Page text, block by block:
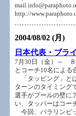
mail
http://
2004/08/02 (月)
日本代表・ブラ
7月30日（金）～ ８
とコーチ10名による
「タッピング」と
ターンのタイミング
選手がプールの壁に
い、タッパーはコー
今回、パラリンピ